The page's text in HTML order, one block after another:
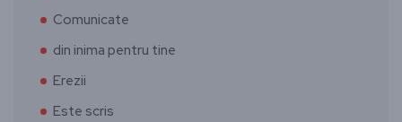
Comunicate
din inima pentru tine
Erezii
Este scris